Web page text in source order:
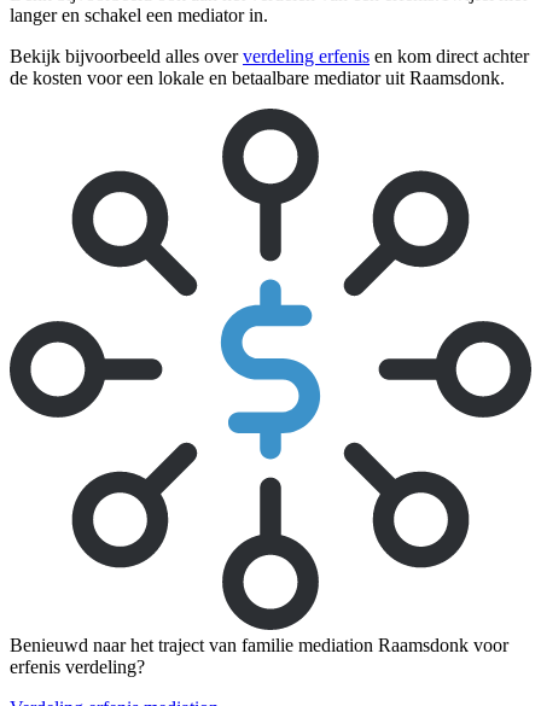
langer en schakel een mediator in.
Bekijk bijvoorbeeld alles oververdeling erfenis en kom direct achter
de kosten voor een lokale en betaalbare mediator uit Raamsdonk.
Benieuwd naar het traject van familie mediation Raamsdonk voor
erfenis verdeling?